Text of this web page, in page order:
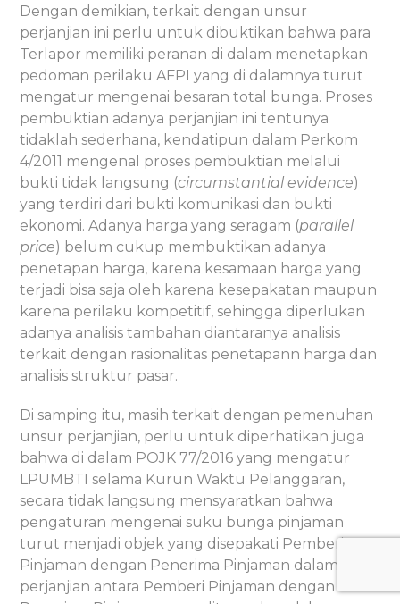
Dengan demikian, terkait dengan unsur
perjanjian ini perlu untuk dibuktikan bahwa para
Terlapor memiliki peranan di dalam menetapkan
pedoman perilaku AFPI yang di dalamnya turut
mengatur mengenai besaran total bunga. Proses
pembuktian adanya perjanjian ini tentunya
tidaklah sederhana, kendatipun dalam Perkom
4/2011 mengenal proses pembuktian melalui
bukti tidak langsung (circumstantial evidence)
yang terdiri dari bukti komunikasi dan bukti
ekonomi. Adanya harga yang seragam (parallel
price) belum cukup membuktikan adanya
penetapan harga, karena kesamaan harga yang
terjadi bisa saja oleh karena kesepakatan maupun
karena perilaku kompetitif, sehingga diperlukan
adanya analisis tambahan diantaranya analisis
terkait dengan rasionalitas penetapann harga dan
analisis struktur pasar.
Di samping itu, masih terkait dengan pemenuhan
unsur perjanjian, perlu untuk diperhatikan juga
bahwa di dalam POJK 77/2016 yang mengatur
LPUMBTI selama Kurun Waktu Pelanggaran,
secara tidak langsung mensyaratkan bahwa
pengaturan mengenai suku bunga pinjaman
turut menjadi objek yang disepakati Pemberi
Pinjaman dengan Penerima Pinjaman dalam
perjanjian antara Pemberi Pinjaman dengan